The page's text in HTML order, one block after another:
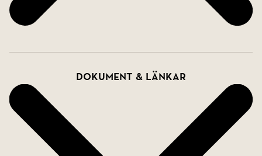
Dokument & länkar